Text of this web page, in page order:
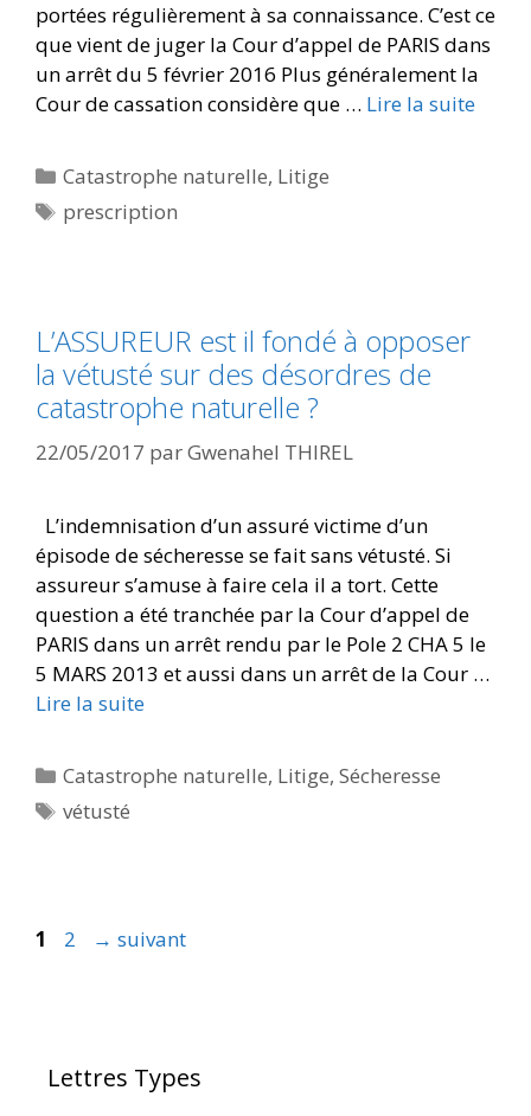
portées régulièrement à sa connaissance. C’est ce
que vient de juger la Cour d’appel de PARIS dans
un arrêt du 5 février 2016 Plus généralement la
Cour de cassation considère que … Lire la suite
Catastrophe naturelle, Litige
prescription
L’ASSUREUR est il fondé à opposer
la vétusté sur des désordres de
catastrophe naturelle ?
22/05/2017 parGwenahel THIREL
L’indemnisation d’un assuré victime d’un
épisode de sécheresse se fait sans vétusté. Si
assureur s’amuse à faire cela il a tort. Cette
question a été tranchée par la Cour d’appel de
PARIS dans un arrêt rendu par le Pole 2 CHA 5 le
5 MARS 2013 et aussi dans un arrêt de la Cour …
Lire la suite
Catastrophe naturelle, Litige,Sécheresse
vétusté
1 2 → suivant
Lettres Types